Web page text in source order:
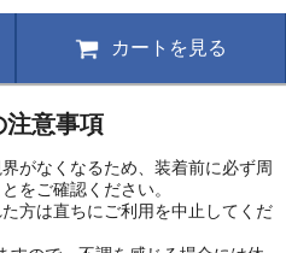
カートを見る
注意事項
がなくなるため、装着前に必ず周
をご確認ください。
方は直ちにご利用を中止してくだ